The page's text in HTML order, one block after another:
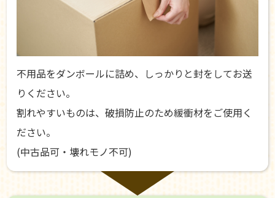
不用品をダンボールに詰め、しっかりと封をしてお送
りください。
割れやすいものは、破損防止のため緩衝材をご使用く
ださい。
(中古品可・壊れモノ不可)